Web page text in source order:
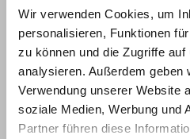
Wir verwenden Cookies, um
personalisieren, Funktionen
zu können und die Zugriffe
analysieren. Außerdem geben
Verwendung unserer Website
soziale Medien, Werbung und
Partner führen diese